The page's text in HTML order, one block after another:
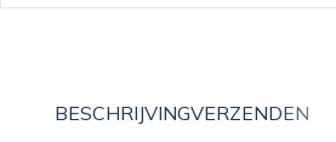
BESCHRIJVINGVERZENDEN